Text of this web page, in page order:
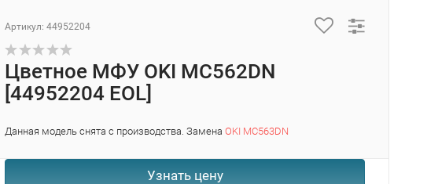
Артикул: 44952204
Цветное МФУ OKI MC562DN
[44952204 EOL]
Данная модель снята с производства. Замена OKI MC563DN
Узнать цену